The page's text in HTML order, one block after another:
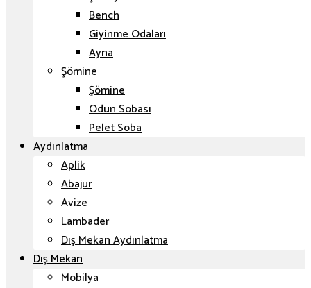
Bench
Giyinme Odaları
Ayna
Şömine
Şömine
Odun Sobası
Pelet Soba
Aydınlatma
Aplik
Abajur
Avize
Lambader
Dış Mekan Aydınlatma
Dış Mekan
Mobilya